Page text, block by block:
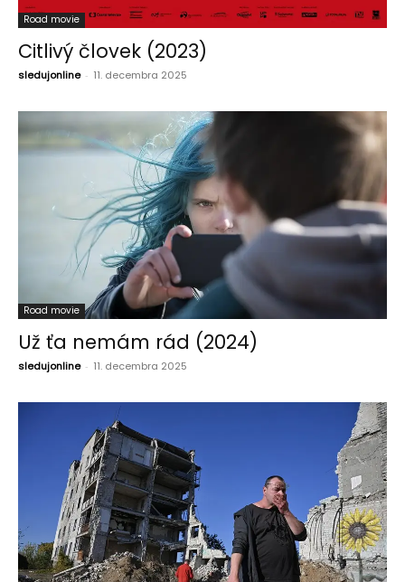
Road movie
Citlivý človek (2023)
sledujonline - 11. decembra 2025
Road movie
Už ťa nemám rád (2024)
sledujonline - 11. decembra 2025